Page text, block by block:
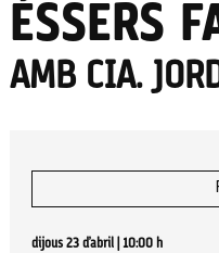
ÉSSERS
AMB CIA.
dijous 23 d’abril
10:00 h